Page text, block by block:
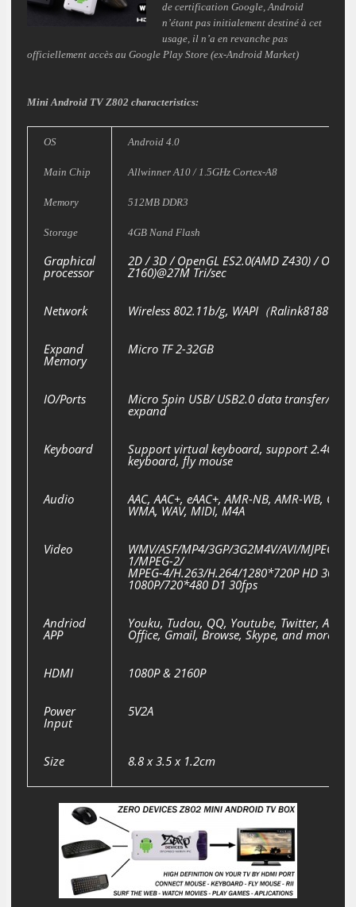
de certification Google, Android
n’étant pas initialement destiné à cet
usage, il n’a en revanche pas
officiellement accès au Google Play Store (ex-Android Market)
Mini Android TV Z802 characteristics:
OS Android 4.0
Main Chip Allwinner A10 / 1.5GHz Cortex-A8
Memory 512MB DDR3
Storage 4GB Nand Flash
Graphical
processor
2D / 3D / OpenGL ES2.0(AMD Z430) /
Z160)@27M Tri/sec
Network Wireless 802.11b/g, WAPI（Ralink8188）
Expand
Memory
Micro TF 2-32GB
IO/Ports Micro 5pin USB/ USB2.0 data transfer/
expand
Keyboard Support virtual keyboard, support 2.4G
keyboard, fly mouse
Audio AAC, AAC+, eAAC+, AMR-NB, AMR-WB,
WMA, WAV, MIDI, M4A
Video WMV/ASF/MP4/3GP/3G2M4V/AVI/MJPEG/
1/MPEG-2/
MPEG-4/H.263/H.264/1280*720P HD 30 fps,
1080P/720*480 D1 30fps
Andriod
APP
Youku, Tudou, QQ, Youtube, Twitter,
Office, Gmail, Browse, Skype, and more!
HDMI 1080P & 2160P
Power
Input
5V2A
Size 8.8 x 3.5 x 1.2cm